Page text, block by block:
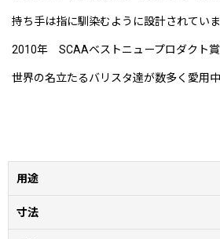
持ち手は指に馴染むように設計されていま
2010年 SCAAベストニュープロダクト賞
世界の名立たるバリスタ達が数多く愛用中
用途
寸法